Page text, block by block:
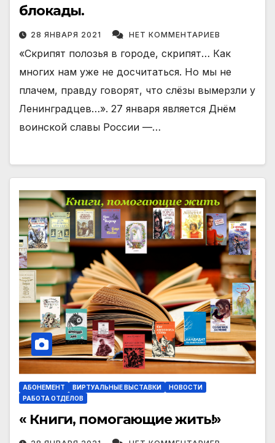
блокады.
28 ЯНВАРЯ 2021 НЕТ КОММЕНТАРИЕВ
«Скрипят полозья в городе, скрипят… Как
многих нам уже не досчитаться. Но мы не
плачем, правду говорят, что слёзы вымерзли у
Ленинградцев…». 27 января является Днём
воинской славы России —…
АБОНЕМЕНТ ВИРТУАЛЬНЫЕ ВЫСТАВКИ
НОВОСТИ
РАБОТА ОТДЕЛОВ
« Книги, помогающие жить!»